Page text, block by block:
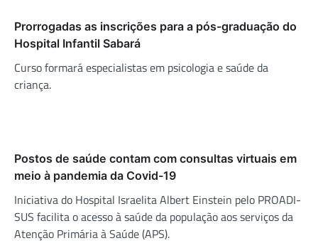
Prorrogadas as inscrições para a pós-graduação do
Hospital Infantil Sabará
Curso formará especialistas em psicologia e saúde da
criança.
Postos de saúde contam com consultas virtuais em
meio à pandemia da Covid-19
Iniciativa do Hospital Israelita Albert Einstein pelo PROADI-
SUS facilita o acesso à saúde da população aos serviços da
Atenção Primária à Saúde (APS).